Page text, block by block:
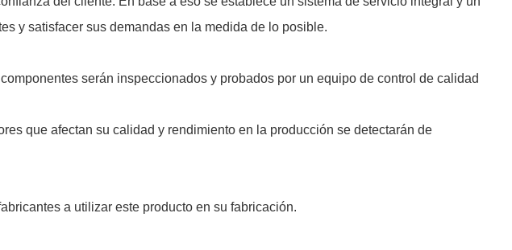
y satisfacer sus demandas en la medida de lo posible.
serán inspeccionados y probados por un equipo de control de calidad
que afectan su calidad y rendimiento en la producción se detectarán de
a utilizar este producto en su fabricación.